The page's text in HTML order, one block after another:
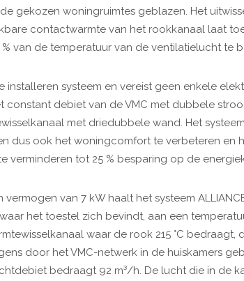
gekozen woningruimtes geblazen. Het
contactwarmte van het rookkanaal laat
van de temperatuur van de ventilatielucht te
installeren systeem en vereist geen enkele
constant debiet van de VMC met dubbele
met driedubbele wand. Het
dus ook het woningcomfort te verbeteren en
verminderen tot 25 % besparing op de
van 7 kW haalt het systeem
het toestel zich bevindt, aan een
waar de rook 215 °C bedraagt,
door het VMC-netwerk in de huiskamers
bedraagt 92 m³/h. De lucht die in de